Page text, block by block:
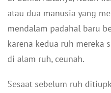
atau dua manusia yang
mendalam padahal baru
karena kedua ruh mereka
di alam ruh, ceunah.
Sesaat sebelum ruh